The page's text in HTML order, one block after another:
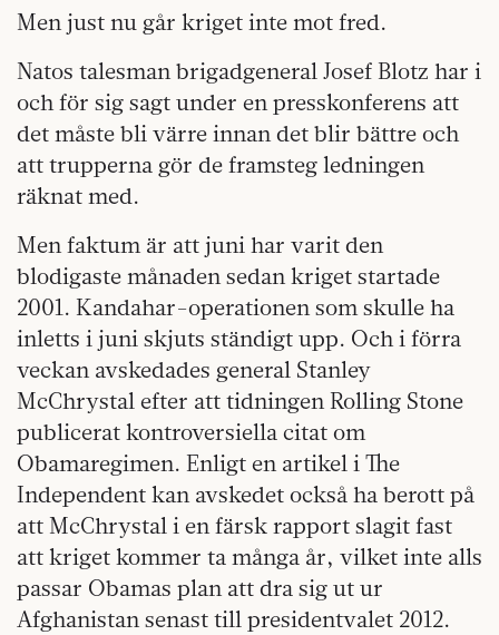
Men just nu går kriget inte mot fred.
Natos talesman brigadgeneral Josef Blotz har i
och för sig sagt under en presskonferens att
det måste bli värre innan det blir bättre och
att trupperna gör de framsteg ledningen
räknat med.
Men faktum är att juni har varit den
blodigaste månaden sedan kriget startade
2001. Kandahar-operationen som skulle ha
inletts i juni skjuts ständigt upp. Och i förra
veckan avskedades general Stanley
McChrystal efter att tidningen Rolling Stone
publicerat kontroversiella citat om
Obamaregimen. Enligt en artikel i The
Independent kan avskedet också ha berott på
att McChrystal i en färsk rapport slagit fast
att kriget kommer ta många år, vilket inte alls
passar Obamas plan att dra sig ut ur
Afghanistan senast till presidentvalet 2012.